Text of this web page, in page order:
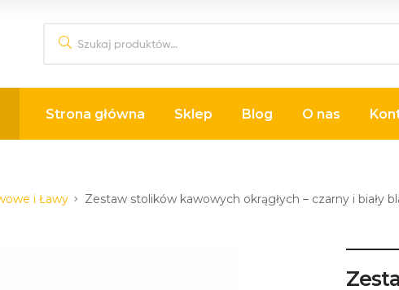
Strona główna Sklep Blog O nas
i Ławy Zestaw stolików kawowych okrągłych – czarny i biały